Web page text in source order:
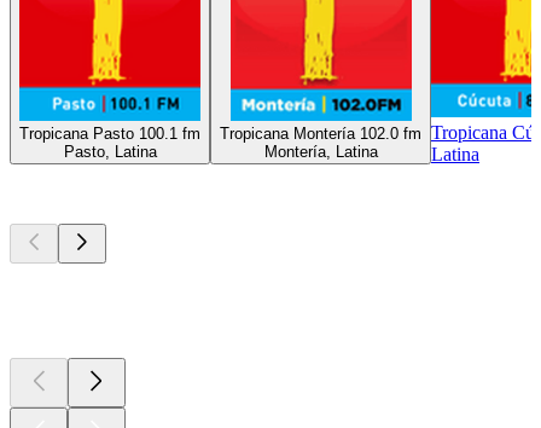
Tropicana Pasto 100.1 fm
Pasto, Latina
Tropicana Montería 102.0 fm
Montería, Latina
Tropicana
Latina